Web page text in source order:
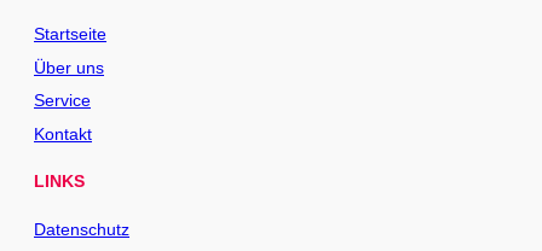
Startseite
Über uns
Service
Kontakt
LINKS
Datenschutz